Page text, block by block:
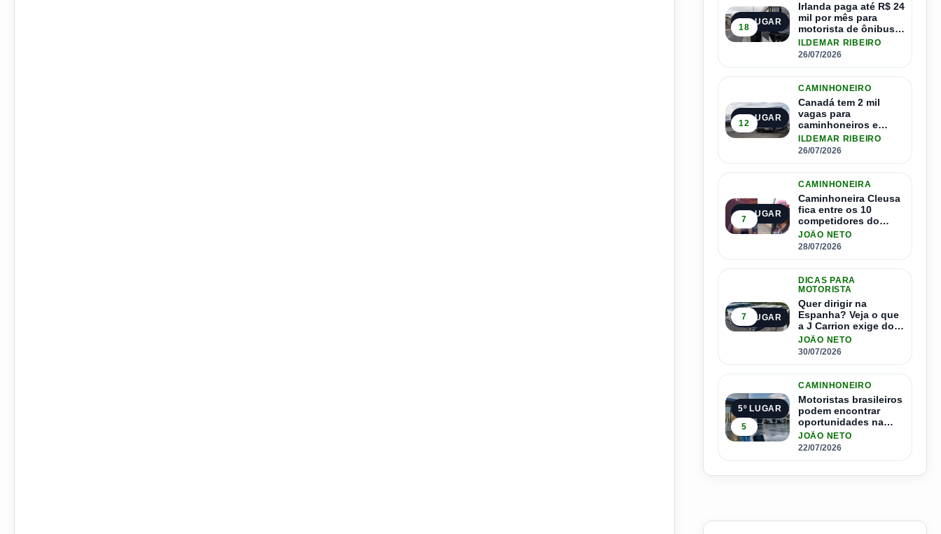
1º LUGAR
18
Irlanda paga até R$ 24
mil por mês para
motorista de ônibus e
pode contratar até
1.500 motoristas
ILDEMAR RIBEIRO
26/07/2026
2º LUGAR
12
CAMINHONEIRO
Canadá tem 2 mil
vagas para
caminhoneiros e
salário de até R$ 24
mil por mês
ILDEMAR RIBEIRO
26/07/2026
3º LUGAR
7
CAMINHONEIRA
Caminhoneira Cleusa
fica entre os 10
competidores do
Master Driver Brasil
JOÃO NETO
28/07/2026
4º LUGAR
7
DICAS PARA
MOTORISTA
Quer dirigir na
Espanha? Veja o que
a J Carrion exige dos
brasileiros
JOÃO NETO
30/07/2026
5º LUGAR
5
CAMINHONEIRO
Motoristas brasileiros
podem encontrar
oportunidades na
Espanha com salários
que passam de R$ 17
JOÃO NETO
22/07/2026